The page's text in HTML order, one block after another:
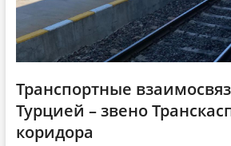
Транспортные
Турцией – звено
коридора